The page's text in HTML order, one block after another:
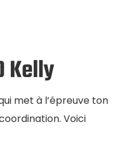
Kelly
met à l’épreuve ton
Voici